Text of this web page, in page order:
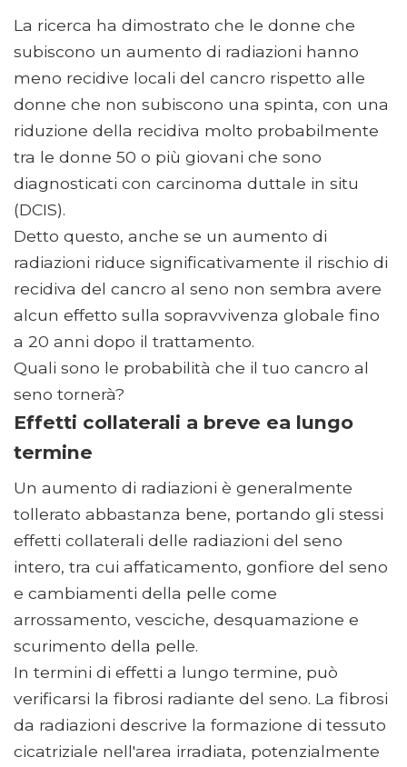
La ricerca ha dimostrato che le donne che
subiscono un aumento di radiazioni hanno
meno recidive locali del cancro rispetto alle
donne che non subiscono una spinta, con una
riduzione della recidiva molto probabilmente
tra le donne 50 o più giovani che sono
diagnosticati con carcinoma duttale in situ
(DCIS).
Detto questo, anche se un aumento di
radiazioni riduce significativamente il rischio di
recidiva del cancro al seno non sembra avere
alcun effetto sulla sopravvivenza globale fino
a 20 anni dopo il trattamento.
Quali sono le probabilità che il tuo cancro al
seno tornerà?
Effetti collaterali a breve ea lungo
termine
Un aumento di radiazioni è generalmente
tollerato abbastanza bene, portando gli stessi
effetti collaterali delle radiazioni del seno
intero, tra cui affaticamento, gonfiore del seno
e cambiamenti della pelle come
arrossamento, vesciche, desquamazione e
scurimento della pelle.
In termini di effetti a lungo termine, può
verificarsi la fibrosi radiante del seno. La fibrosi
da radiazioni descrive la formazione di tessuto
cicatriziale nell'area irradiata, potenzialmente